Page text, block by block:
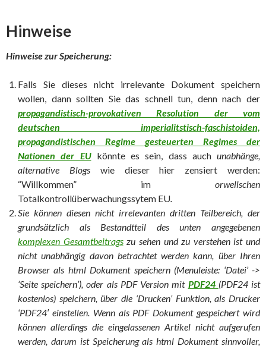
Hinweise
Hinweise zur Speicherung:
Falls Sie dieses nicht irrelevante Dokument speichern
wollen, dann sollten Sie das schnell tun, denn nach der
propagandistisch-provokativen Resolution der vom
deutschen imperialitstisch-faschistoiden,
propagandistischen Regime gesteuerten Regimes der
Nationen der EUkönnte es sein, dass auch unabhänge,
alternative Blogswie dieser hier zensiert werden:
“Willkommen” im orwellschen
Totalkontrollüberwachungssytem EU.
Sie können diesen nicht irrelevanten dritten Teilbereich, der
grundsätzlich als Bestandtteil des unten angegebenen
komplexen Gesamtbeitragszu sehen und zu verstehen ist und
nicht unabhängig davon betrachtet werden kann, über Ihren
Browser als html Dokument speichern (Menuleiste: ‘Datei’ ->
‘Seite speichern’), oder als PDF Version mit PDF24 (PDF24 ist
kostenlos) speichern, über die ‘Drucken’ Funktion, als Drucker
‘PDF24′ einstellen. Wenn als PDF Dokument gespeichert wird
können allerdings die eingelassenen Artikel nicht aufgerufen
werden, darum ist Speicherung als html Dokument sinnvoller,